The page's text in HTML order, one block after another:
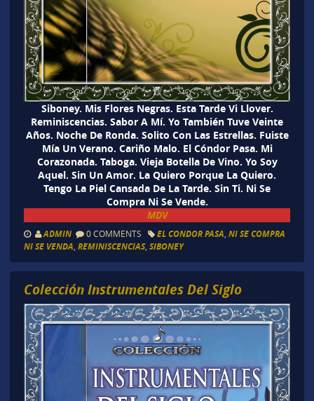
Siboney. Mis Flores Negras. Esta Tarde Vi Llover.
Reminiscencias. Sabor A Mí. Yo También Tuve Veinte
Años. Noche De Ronda. Solito Con Las Estrellas. Fuiste
Mía Un Verano. Cariño Malo. El Cóndor Pasa. Mi
Corazonada. Taboga. Vieja Botella De Vino. Yo Soy
Aquel. Sin Un Amor. La Quiero Porque La Quiero.
Tengo La Piel Cansada De La Tarde. Sin Ti. Ni Se
Compra Ni Se Vende.
MDV
ADMIN 0 COMMENTS EL CONDOR PASA NI SE COMPRA
NI SE VENDA REMINISCENCIAS, SIBONEY
Colección Instrumentales Del Siglo